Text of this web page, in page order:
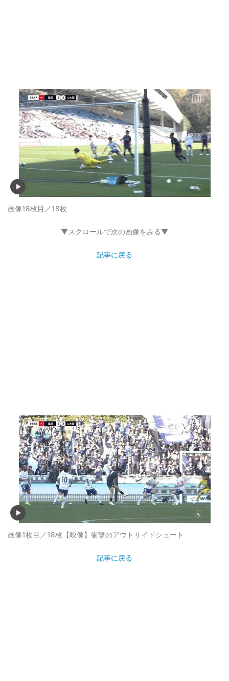
画像18枚目／18枚
▼スクロールで次の画像をみる▼
記事に戻る
画像1枚目／18枚 【映像】衝撃のアウトサイドシュート
記事に戻る